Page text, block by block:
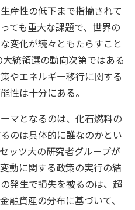
産性の低下まで指摘されて
ても重大な課題で、世界の
変化が続々ともたらすこと
統領選の動向次第ではある
やエネルギー移行に関する
性は十分にある。
マとなるのは、化石燃料の
のは具体的に誰なのかとい
ッツ大の研究者グループが
動に関する政策の実行の結
発生で損失を被るのは、超
融資産の分布に基づいて、